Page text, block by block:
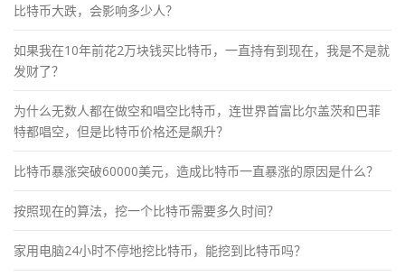
比特币大跌，会影响多少人？
如果我在10年前花2万块钱买比特币，一直持有到现在，我是不是就
发财了？
为什么无数人都在做空和唱空比特币，连世界首富比尔盖茨和巴菲
特都唱空，但是比特币价格还是飙升？
比特币暴涨突破60000美元，造成比特币一直暴涨的原因是什么？
按照现在的算法，挖一个比特币需要多久时间？
家用电脑24小时不停地挖比特币，能挖到比特币吗？